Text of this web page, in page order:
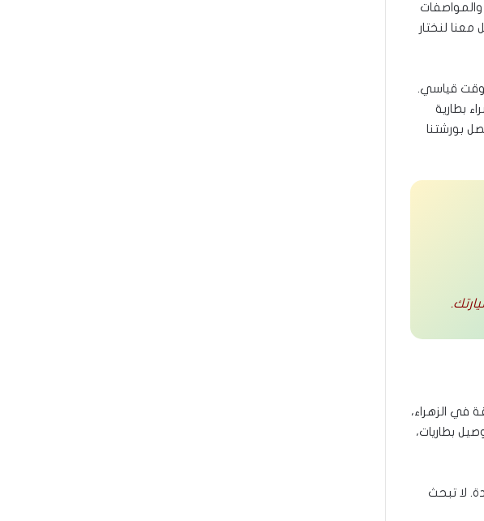
والحجم والمواصفات
معنا لنختار
بوقت قياسي.
بطارية
بورشتنا
في الزهراء،
بطاريات،
لا تبحث